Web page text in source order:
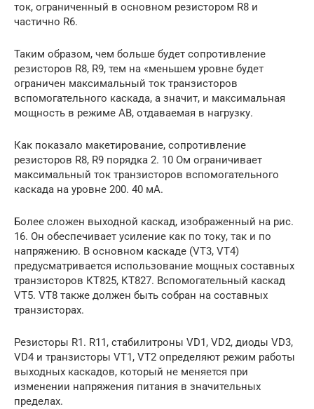
ток, ограниченный в основном резистором R8 и
частично R6.
Таким образом, чем больше будет сопротивление
резисторов R8, R9, тем на «меньшем уровне будет
ограничен максимальный ток транзисторов
вспомогательного каскада, а значит, и максимальная
мощность в режиме АВ, отдаваемая в нагрузку.
Как показало макетирование, сопротивление
резисторов R8, R9 порядка 2. 10 Ом ограничивает
максимальный ток транзисторов вспомогательного
каскада на уровне 200. 40 мА.
Более сложен выходной каскад, изображенный на рис.
16. Он обеспечивает усиление как по току, так и по
напряжению. В основном каскаде (VТ3, VТ4)
предусматривается использование мощных составных
транзисторов КТ825, КТ827. Вспомогательный каскад
VТ5. VТ8 также должен быть собран на составных
транзисторах.
Резисторы R1. R11, стабилитроны VD1, VD2, диоды VD3,
VD4 и транзисторы VТ1, VТ2 определяют режим работы
выходных каскадов, который не меняется при
изменении напряжения питания в значительных
пределах.